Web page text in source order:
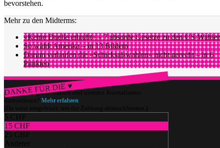
bevorstehen.
Mehr zu den Midterms:
«Keine Duelle erlaubt» – 7 absurde Gesetze zu den US-
So wählt Amerika – in 13 Bildern
Darum verlaufen die «Schicksalswahlen» nicht gerecht – in 6
Punkten
DANKE FÜR DIE ♥
Würdest du gerne watson und unseren Journalismus
unterstützen? Mehr erfahren
(Du wirst umgeleitet, um die Zahlung abzuschliessen.)
5 CHF
15 CHF
25 CHF
Anderer